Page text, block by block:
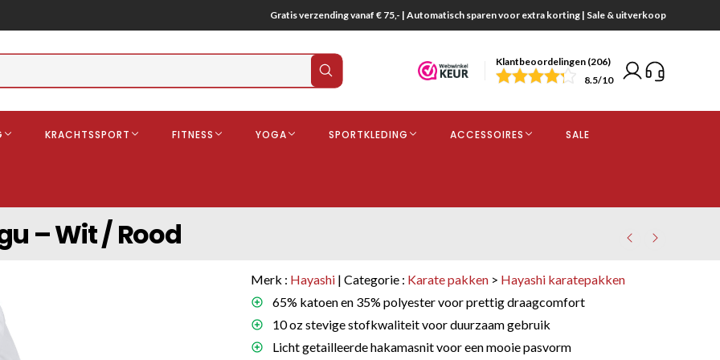
Gratis verzending vanaf € 75,- | Automatisch sparen voor extra korting | Sale & uitverkoop
Klantbeoordelingen (206)
8.5/10
Gebitsbescherming
KRACHTSSPORT FITNESS YOGA SPORTKLEDING ACCESSOIRES SALE
– Wit / Rood
Merk : Hayashi | Categorie : Karate pakken > Hayashi karatepakken
65% katoen en 35% polyester voor prettig draagcomfort
10 oz stevige stofkwaliteit voor duurzaam gebruik
Licht getailleerde hakamasnit voor een mooie pasvorm